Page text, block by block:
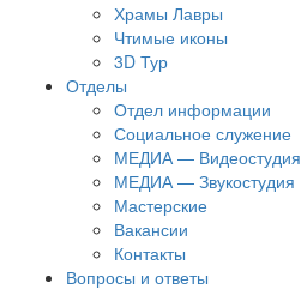
Храмы Лавры
Чтимые иконы
3D Тур
Отделы
Отдел информации
Социальное служение
МЕДИА — Видеостудия
МЕДИА — Звукостудия
Мастерские
Вакансии
Контакты
Вопросы и ответы